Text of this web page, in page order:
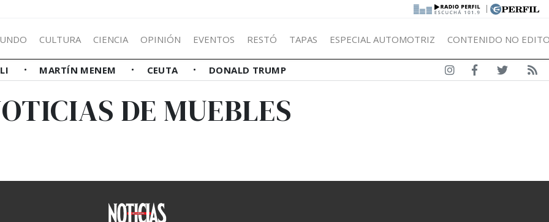
|
CULTURA CIENCIA OPINIÓN EVENTOS RESTÓ TAPAS ESPECIAL AUTOMOTRIZ CONTENIDO NO
MARTÍN MENEM CEUTA DONALD TRUMP
DE MUEBLES